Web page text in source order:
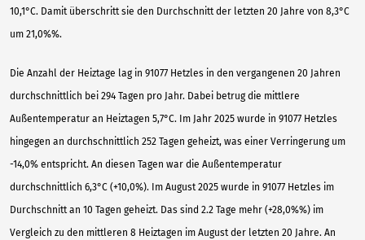
10,1°C. Damit überschritt sie den Durchschnitt der letzten 20 Jahre von 8,3°C
um 21,0%%.
Die Anzahl der Heiztage lag in 91077 Hetzles in den vergangenen 20 Jahren
durchschnittlich bei 294 Tagen pro Jahr. Dabei betrug die mittlere
Außentemperatur an Heiztagen 5,7°C. Im Jahr 2025 wurde in 91077 Hetzles
hingegen an durchschnittlich 252 Tagen geheizt, was einer Verringerung um
-14,0% entspricht. An diesen Tagen war die Außentemperatur
durchschnittlich 6,3°C (+10,0%). Im August 2025 wurde in 91077 Hetzles im
Durchschnitt an 10 Tagen geheizt. Das sind 2.2 Tage mehr (+28,0%%) im
Vergleich zu den mittleren 8 Heiztagen im August der letzten 20 Jahre. An